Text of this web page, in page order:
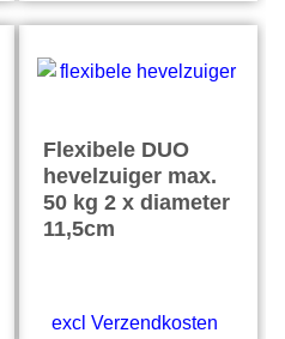
Flexibele DUO
hevelzuiger max.
50 kg 2 x diameter
11,5cm
excl Verzendkosten